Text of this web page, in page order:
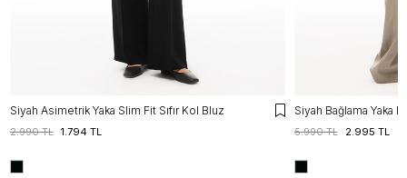
Siyah Asimetrik Yaka Slim Fit Sıfır Kol Bluz
1.794 TL
2.990 TL
Siyah Bağlama Yaka
2.995 TL
5.990 TL